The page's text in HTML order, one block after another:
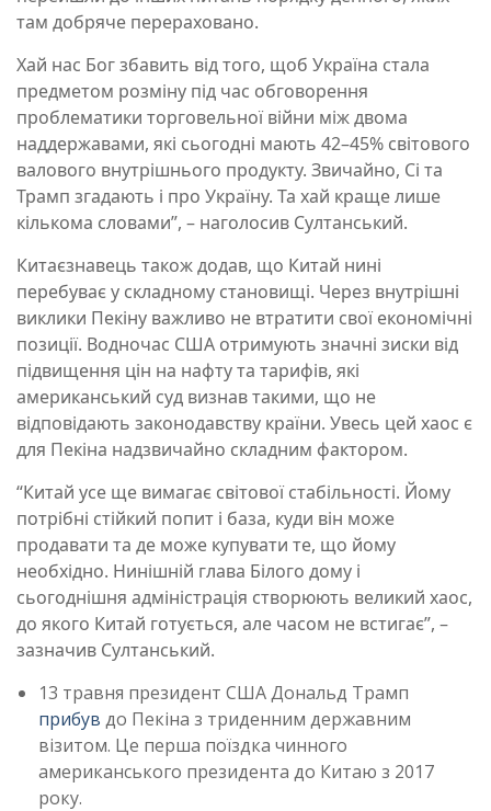
там добряче перераховано.
Хай нас Бог збавить від того, щоб Україна стала
предметом розміну під час обговорення
проблематики торговельної війни між двома
наддержавами, які сьогодні мають 42–45% світового
валового внутрішнього продукту. Звичайно, Сі та
Трамп згадають і про Україну. Та хай краще лише
кількома словами”, – наголосив Султанський.
Китаєзнавець також додав, що Китай нині
перебуває у складному становищі. Через внутрішні
виклики Пекіну важливо не втратити свої економічні
позиції. Водночас США отримують значні зиски від
підвищення цін на нафту та тарифів, які
американський суд визнав такими, що не
відповідають законодавству країни. Увесь цей хаос є
для Пекіна надзвичайно складним фактором.
“Китай усе ще вимагає світової стабільності. Йому
потрібні стійкий попит і база, куди він може
продавати та де може купувати те, що йому
необхідно. Нинішній глава Білого дому і
сьогоднішня адміністрація створюють великий хаос,
до якого Китай готується, але часом не встигає”, –
зазначив Султанський.
13 травня президент США Дональд Трамп
прибув до Пекіна з триденним державним
візитом. Це перша поїздка чинного
американського президента до Китаю з 2017
року.